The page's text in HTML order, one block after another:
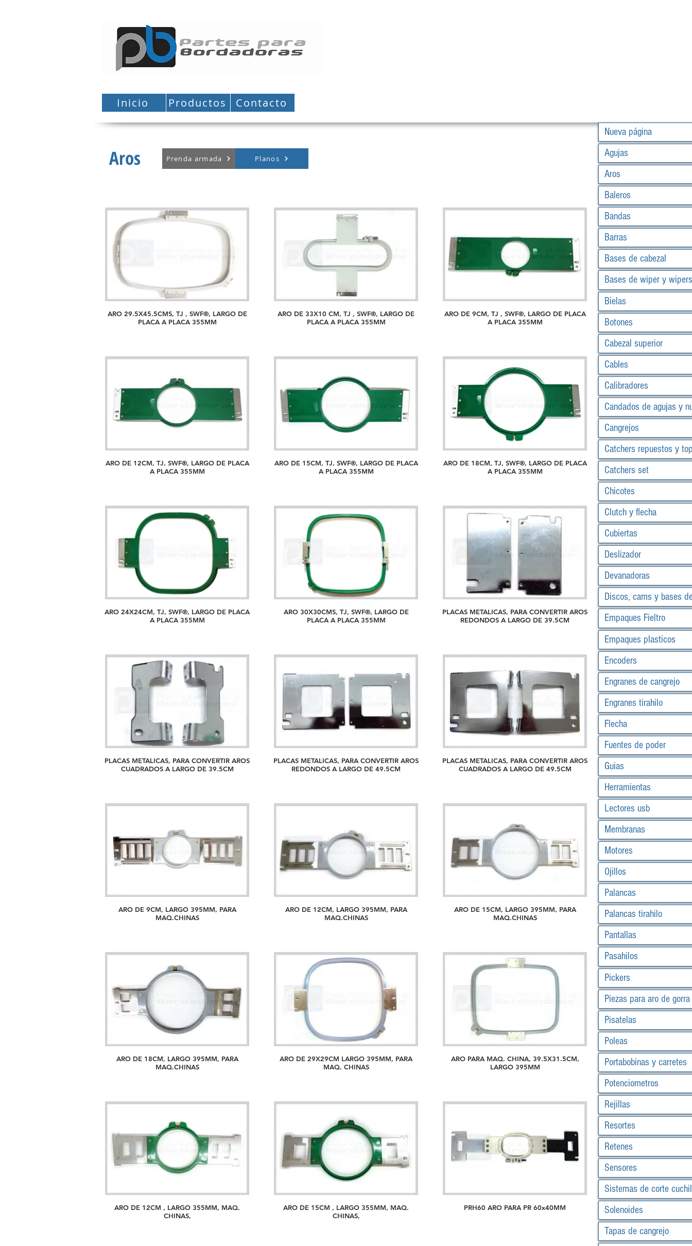
Inicio Productos Contacto
Aros Prenda armada Planos
ARO 29.5X45.5CMS, TJ , SWF®, LARGO DE
PLACA A PLACA 355MM
ARO DE 33X10 CM, TJ , SWF®, LARGO DE
PLACA A PLACA 355MM
ARO DE 9CM, TJ , SWF®, LARGO DE PLACA
A PLACA 355MM
ARO DE 12CM, TJ, SWF®, LARGO DE PLACA
A PLACA 355MM
ARO DE 15CM, TJ, SWF®, LARGO DE PLACA
A PLACA 355MM
ARO DE 18CM, TJ, SWF®, LARGO DE PLACA
A PLACA 355MM
ARO 24X24CM, TJ, SWF®, LARGO DE PLACA
A PLACA 355MM
ARO 30X30CMS, TJ, SWF®, LARGO DE
PLACA A PLACA 355MM
PLACAS METALICAS, PARA CONVERTIR AROS
REDONDOS A LARGO DE 39.5CM
PLACAS METALICAS, PARA CONVERTIR AROS
CUADRADOS A LARGO DE 39.5CM
PLACAS METALICAS, PARA CONVERTIR AROS
REDONDOS A LARGO DE 49.5CM
PLACAS METALICAS, PARA CONVERTIR AROS
CUADRADOS A LARGO DE 49.5CM
ARO DE 9CM, LARGO 395MM, PARA
MAQ.CHINAS
ARO DE 12CM, LARGO 395MM, PARA
MAQ.CHINAS
ARO DE 15CM, LARGO 395MM, PARA
MAQ.CHINAS
ARO DE 18CM, LARGO 395MM, PARA
MAQ.CHINAS
ARO DE 29X29CM LARGO 395MM, PARA
MAQ. CHINAS
ARO PARA MAQ. CHINA, 39.5X31.5CM,
LARGO 395MM
ARO DE 12CM , LARGO 355MM, MAQ.
CHINAS,
ARO DE 15CM , LARGO 355MM, MAQ.
CHINAS,
PRH60 ARO PARA PR 60x40MM
Nueva página
Agujas
Aros
Baleros
Bandas
Barras
Bases de cabezal
Bases de wiper y wipers
Bielas
Botones
Cabezal superior
Cables
Calibradores
Candados de agujas y
Cangrejos
Catchers repuestos y
Catchers set
Chicotes
Clutch y flecha
Cubiertas
Deslizador
Devanadoras
Discos, cams y bases
Empaques Fieltro
Empaques plasticos
Encoders
Engranes de cangrejo
Engranes tirahilo
Flecha
Fuentes de poder
Guias
Herramientas
Lectores usb
Membranas
Motores
Ojillos
Palancas
Palancas tirahilo
Pantallas
Pasahilos
Pickers
Piezas para aro de gorra
Pisatelas
Poleas
Portabobinas y carretes
Potenciometros
Rejillas
Resortes
Retenes
Sensores
Sistemas de corte
Solenoides
Tapas de cangrejo